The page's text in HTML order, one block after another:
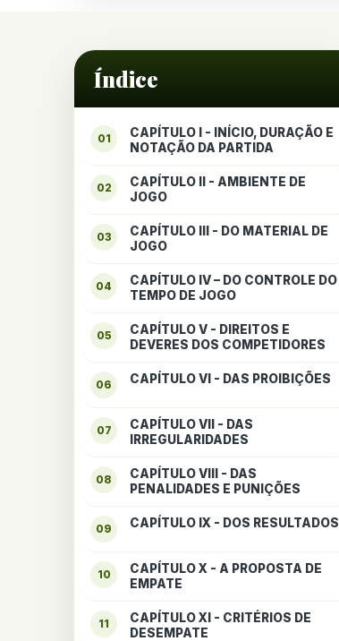
Índice
01
CAPÍTULO I - INÍCIO, DURAÇÃO E
NOTAÇÃO DA PARTIDA
02
CAPÍTULO II - AMBIENTE DE
JOGO
03
CAPÍTULO III - DO MATERIAL DE
JOGO
04
CAPÍTULO IV – DO CONTROLE DO
TEMPO DE JOGO
05
CAPÍTULO V - DIREITOS E
DEVERES DOS COMPETIDORES
06 CAPÍTULO VI - DAS PROIBIÇÕES
07
CAPÍTULO VII - DAS
IRREGULARIDADES
08
CAPÍTULO VIII - DAS
PENALIDADES E PUNIÇÕES
09 CAPÍTULO IX - DOS RESULTADOS
10
CAPÍTULO X - A PROPOSTA DE
EMPATE
11
CAPÍTULO XI - CRITÉRIOS DE
DESEMPATE